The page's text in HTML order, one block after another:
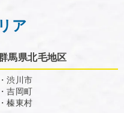
ア
馬県北毛地区
・渋川市
・吉岡町
・榛東村